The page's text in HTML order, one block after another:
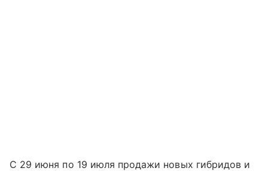
С 29 июня по 19 июля продажи новых гибридов и